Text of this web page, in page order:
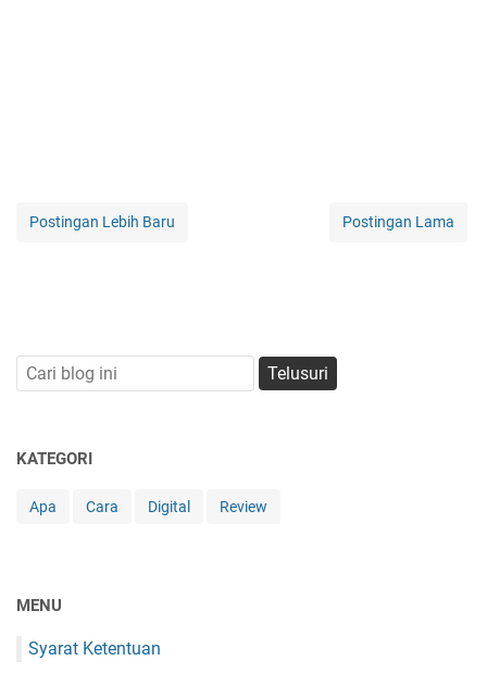
Postingan Lebih Baru Postingan Lama
KATEGORI
Apa Cara Digital Review
MENU
Syarat Ketentuan